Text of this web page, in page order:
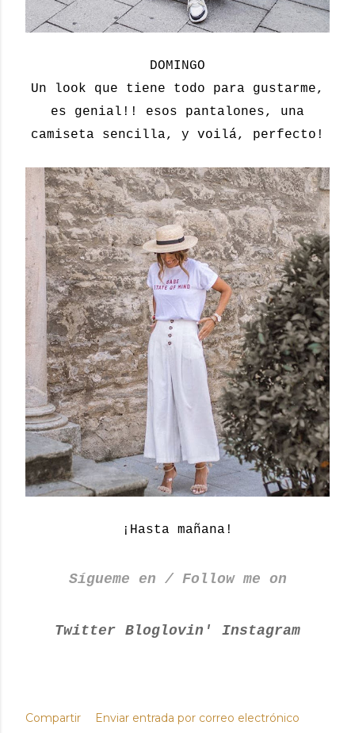
DOMINGO
Un look que tiene todo para gustarme,
es genial!! esos pantalones, una
camiseta sencilla, y voilá, perfecto!
¡Hasta mañana!
Sígueme en / Follow me on
Twitter Bloglovin' Instagram
Compartir
Enviar entrada por correo electrónico